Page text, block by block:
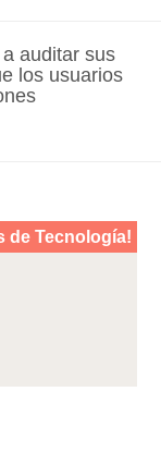
auditar sus
los usuarios